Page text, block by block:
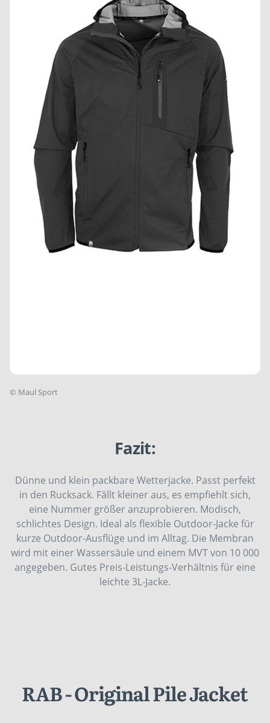
© Maul Sport
Fazit:
Dünne und klein packbare Wetterjacke. Passt perfekt
in den Rucksack. Fällt kleiner aus, es empfiehlt sich,
eine Nummer größer anzuprobieren. Modisch,
schlichtes Design. Ideal als flexible Outdoor-Jacke für
kurze Outdoor-Ausflüge und im Alltag. Die Membran
wird mit einer Wassersäule und einem MVT von 10 000
angegeben. Gutes Preis-Leistungs-Verhältnis für eine
leichte 3L-Jacke.
RAB - Original Pile Jacket